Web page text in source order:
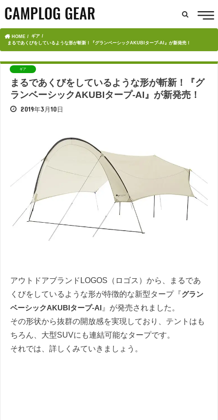
HOME
ギア
まるであくびをしているような形が斬新！『グランベーシックAKUBIタープ-AI』が新発売！
ギア
まるであくびをしているような形が斬新！『グ
ランベーシックAKUBIタープ-AI』が新発売！
2019年3月10日
アウトドアブランドLOGOS（ロゴス）から、まるであ
くびをしているような形が特徴的な新型タープ『グラン
ベーシックAKUBIタープ-AI 』が発売されました。
その形状から抜群の開放感を実現しており、テントはも
ちろん、大型SUVにも連結可能なタープです。
それでは、詳しくみていきましょう。